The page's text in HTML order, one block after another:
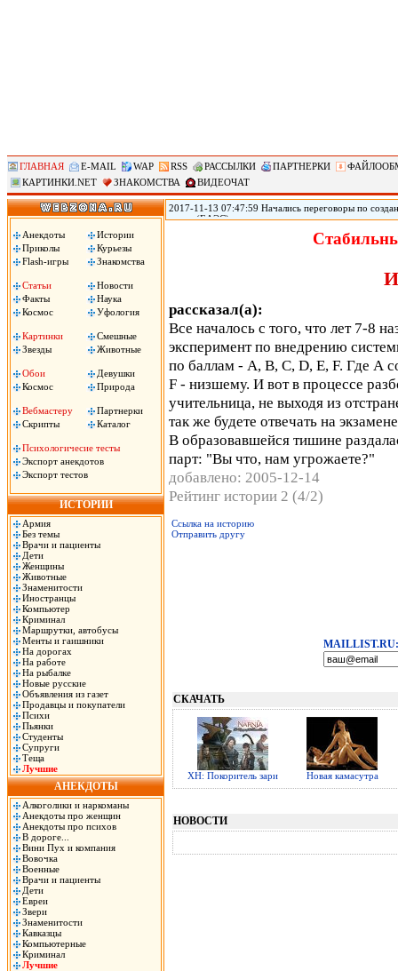
ГЛАВНАЯ E-MAIL WAP RSS РАССЫЛКИ ПАРТНЕРКИ
КАРТИНКИ.NET
ЗНАКОМСТВА ВИДЕОЧАТ
Анекдоты
Истории
Приколы
Курьезы
Flash-игры
Знакомства
Статьи
Новости
Факты
Наука
Космос
Уфология
Картинки
Смешные
Звезды
Животные
Обои
Девушки
Космос
Природа
Вебмастеру
Партнерки
Скрипты
Каталог
Психологичесие тесты
Экспорт анекдотов
Экспорт тестов
ИСТОРИИ
Армия
Без темы
Врачи и пациенты
Дети
Женщины
Животные
Знаменитости
Иностранцы
Компьютер
Криминал
Маршрутки, автобусы
Менты и гаишники
На дорогах
На работе
На рыбалке
Новые русские
Объявления из газет
Продавцы и покупатели
Психи
Пьянки
Студенты
Супруги
Теща
Лучшие
АНЕКДОТЫ
Алкоголики и наркоманы
Анекдоты про женщин
Анекдоты про психов
В дороге...
Вини Пух и компания
Вовочка
Военные
Врачи и пациенты
Дети
Евреи
Звери
Знаменитости
Кавказцы
Компьютерные
Криминал
Лучшие
2017-11-13 07:47:59 Начались переговоры по
союза (ЕАЭС) заинтересованы в максимально
России Дмитрий Медведев. «Мы обсуждаем зону
рассказал(а):
Все началось с того, что лет 7-8
эксперимент по внедрению
по баллам - A, B, C, D, E, F. Где А
F - низшему. И вот в процессе
учительница, не выходя из
так же будете отвечать на
В образовавшейся тишине
парт: "Вы что, нам угрожаете?"
добавлено: 2005-12-14
Рейтинг истории 2 (4/2)
Ссылка на историю
Отправить другу
MAILLIST.RU:
СКАЧАТЬ
ХН: Покоритель зари Новая камасутра
НОВОСТИ